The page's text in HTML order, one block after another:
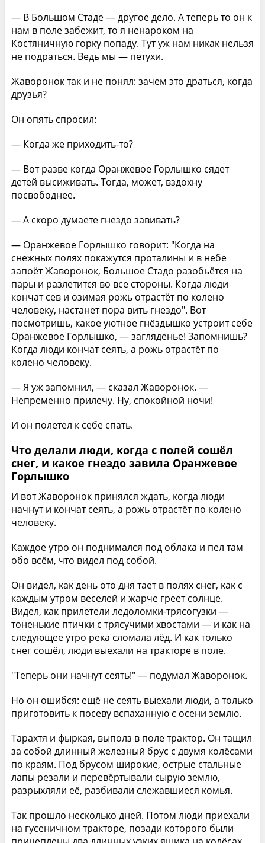
— В Большом Стаде — другое дело. А теперь то он к
нам в поле забежит, то я ненароком на
Костяничную горку попаду. Тут уж нам никак нельзя
не подраться. Ведь мы — петухи.
Жаворонок так и не понял: зачем это драться, когда
друзья?
Он опять спросил:
— Когда же приходить-то?
— Вот разве когда Оранжевое Горлышко сядет
детей высиживать. Тогда, может, вздохну
посвободнее.
— А скоро думаете гнездо завивать?
— Оранжевое Горлышко говорит: "Когда на
снежных полях покажутся проталины и в небе
запоёт Жаворонок, Большое Стадо разобьётся на
пары и разлетится во все стороны. Когда люди
кончат сев и озимая рожь отрастёт по колено
человеку, настанет пора вить гнездо". Вот
посмотришь, какое уютное гнёздышко устроит себе
Оранжевое Горлышко, — загляденье! Запомнишь?
Когда люди кончат сеять, а рожь отрастёт по
колено человеку.
— Я уж запомнил, — сказал Жаворонок. —
Непременно прилечу. Ну, спокойной ночи!
И он полетел к себе спать.
Что делали люди, когда с полей сошёл
снег, и какое гнездо завила Оранжевое
Горлышко
И вот Жаворонок принялся ждать, когда люди
начнут и кончат сеять, а рожь отрастёт по колено
человеку.
Каждое утро он поднимался под облака и пел там
обо всём, что видел под собой.
Он видел, как день ото дня тает в полях снег, как с
каждым утром веселей и жарче греет солнце.
Видел, как прилетели ледоломки-трясогузки —
тоненькие птички с трясучими хвостами — и как на
следующее утро река сломала лёд. И как только
снег сошёл, люди выехали на тракторе в поле.
"Теперь они начнут сеять!" — подумал Жаворонок.
Но он ошибся: ещё не сеять выехали люди, а только
приготовить к посеву вспаханную с осени землю.
Тарахтя и фыркая, выполз в поле трактор. Он тащил
за собой длинный железный брус с двумя колёсами
по краям. Под брусом широкие, острые стальные
лапы резали и перевёртывали сырую землю,
разрыхляли её, разбивали слежавшиеся комья.
Так прошло несколько дней. Потом люди приехали
на гусеничном тракторе, позади которого были